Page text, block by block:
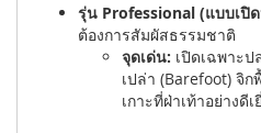
รุ่น Professional (แบบเปิ
ต้องการสัมผัสธรรมชาติ
จุดเด่น: เปิดเฉพาะ
เปล่า (Barefoot) จิ
เกาะที่ฝ่าเท้าอย่างดีเ